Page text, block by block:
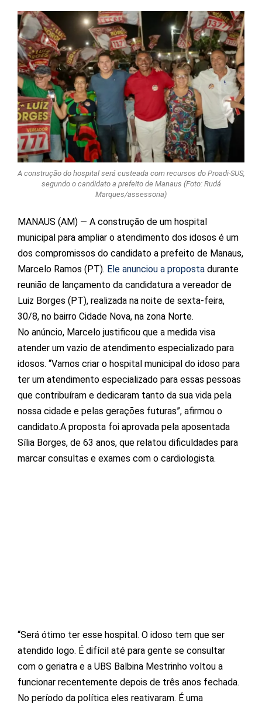
A construção do hospital será custeada com recursos do Proadi-SUS,
segundo o candidato a prefeito de Manaus (Foto: Rudá
Marques/assessoria)
MANAUS (AM) — A construção de um hospital
municipal para ampliar o atendimento dos idosos é um
dos compromissos do candidato a prefeito de Manaus,
Marcelo Ramos (PT). Ele anunciou a proposta durante
reunião de lançamento da candidatura a vereador de
Luiz Borges (PT), realizada na noite de sexta-feira,
30/8, no bairro Cidade Nova, na zona Norte.
No anúncio, Marcelo justificou que a medida visa
atender um vazio de atendimento especializado para
idosos. “Vamos criar o hospital municipal do idoso para
ter um atendimento especializado para essas pessoas
que contribuíram e dedicaram tanto da sua vida pela
nossa cidade e pelas gerações futuras”, afirmou o
candidato.A proposta foi aprovada pela aposentada
Sília Borges, de 63 anos, que relatou dificuldades para
marcar consultas e exames com o cardiologista.
“Será ótimo ter esse hospital. O idoso tem que ser
atendido logo. É difícil até para gente se consultar
com o geriatra e a UBS Balbina Mestrinho voltou a
funcionar recentemente depois de três anos fechada.
No período da política eles reativaram. É uma